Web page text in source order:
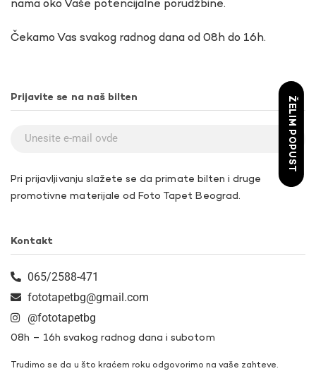
nama oko Vaše potencijalne porudžbine.
Čekamo Vas svakog radnog dana od 08h do 16h.
Prijavite se na naš bilten
Pri prijavljivanju slažete se da primate bilten i druge
promotivne materijale od Foto Tapet Beograd.
Kontakt
065/2588-471
fototapetbg@gmail.com
@fototapetbg
08h – 16h svakog radnog dana i subotom
Trudimo se da u što kraćem roku odgovorimo na vaše zahteve.
ŽELIM POPUST